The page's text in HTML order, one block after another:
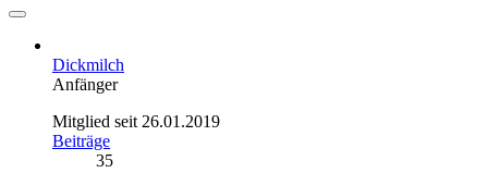
Dickmilch
Anfänger
Mitglied seit 26.01.2019
Beiträge
35